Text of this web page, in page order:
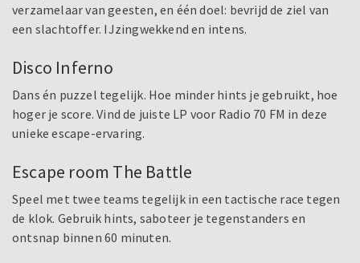
verzamelaar van geesten, en één doel: bevrijd de ziel van
een slachtoffer. IJzingwekkend en intens.
Disco Inferno
Dans én puzzel tegelijk. Hoe minder hints je gebruikt, hoe
hoger je score. Vind de juiste LP voor Radio 70 FM in deze
unieke escape-ervaring.
Escape room The Battle
Speel met twee teams tegelijk in een tactische race tegen
de klok. Gebruik hints, saboteer je tegenstanders en
ontsnap binnen 60 minuten.